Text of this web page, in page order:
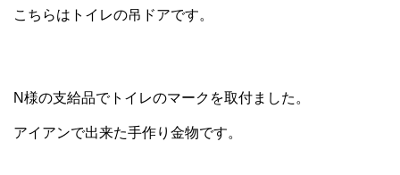
こちらはトイレの吊ドアです。
N様の支給品でトイレのマークを取付ました。
アイアンで出来た手作り金物です。